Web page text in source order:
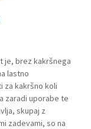
je, brez kakršnega
lastno
za kakršno koli
zaradi uporabe te
skupaj z
zadevami, so na